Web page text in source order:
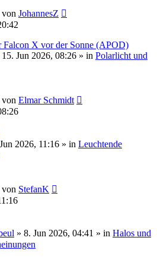
von JohannesZ
Falcon X vor der Sonne (APOD)
15. Jun 2026, 08:26 » in Polarlicht und
von Elmar Schmidt
2026, 11:16 » in Leuchtende
von StefanK
» 8. Jun 2026, 04:41 » in Halos und